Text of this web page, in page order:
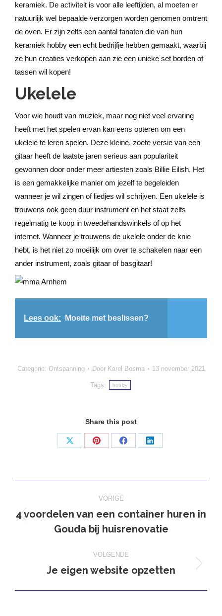
keramiek. De activiteit is voor alle leeftijden, al moeten er
natuurlijk wel bepaalde verzorgen worden genomen omtrent
de oven. Er zijn zelfs een aantal fanaten die van hun
keramiek hobby een echt bedrijfje hebben gemaakt, waarbij
ze hun creaties verkopen aan zie een unieke set borden of
tassen wil kopen!
Ukelele
Voor wie houdt van muziek, maar nog niet veel ervaring
heeft met het spelen ervan kan eens opteren om een
ukelele te leren spelen. Deze kleine, zoete versie van een
gitaar heeft de laatste jaren serieus aan populariteit
gewonnen door onder meer artiesten zoals Billie Eilish. Het
is een gemakkelijke manier om jezelf te begeleiden
wanneer je wil zingen of liedjes wil schrijven. Een ukelele is
trouwens ook geen duur instrument en het staat zelfs
regelmatig te koop in tweedehandswinkels of op het
internet. Wanneer je trouwens de ukelele onder de knie
hebt, is het niet zo moeilijk om over te schakelen naar een
ander instrument, zoals gitaar of basgitaar!
Lees ook: Moeite met beslissen?
Categorie: Ontspanning Door Karel Bosma 13 november 2021
Tags: hobby
Share this post
Deel
Deel
Deel
Deel
navigatie
VORIGE
bericht
4 voordelen van een container huren in
Gouda bij huisrenovatie
VOLGENDE
Volgend
Je eigen website opzetten